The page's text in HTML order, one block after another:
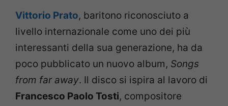
Vittorio Prato, baritono riconosciuto a
livello internazionale come uno dei più
interessanti della sua generazione, ha da
poco pubblicato un nuovo album, Songs
from far away. Il disco si ispira al lavoro di
Francesco Paolo Tosti, compositore